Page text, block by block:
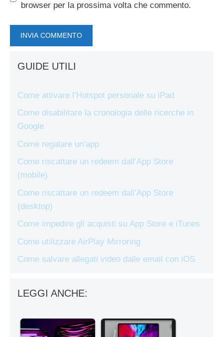
browser per la prossima volta che commento.
GUIDE UTILI
Come attivare l’Hotspot personale su iPad
Come disabilitare la cronologia delle ricerche in
Google
Come regalare un’app
Come riscattare un redeem dall’App Store
(mobile)
Come riscattare un redeem dall’App Store
(desktop)
Come impedire gli acquisti su App Store e iTunes
Come utilizzare AirPlay Mirroring
Come salvare allegati video dalle email con iOS
LEGGI ANCHE: